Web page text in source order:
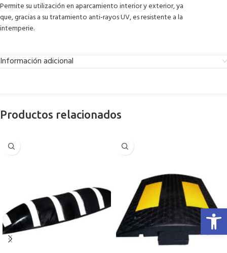
Abrir
Permite su utilización en aparcamiento interior y exterior, ya
que, gracias a su tratamiento anti-rayos UV, es resistente a la
intemperie.
Información adicional
Productos relacionados